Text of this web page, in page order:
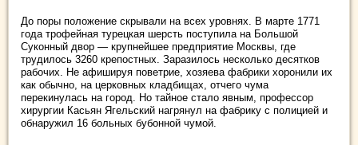
До поры положение скрывали на всех уровнях. В марте 1771
года трофейная турецкая шерсть поступила на Большой
Суконный двор — крупнейшее предприятие Москвы, где
трудилось 3260 крепостных. Заразилось несколько десятков
рабочих. Не афишируя поветрие, хозяева фабрики хоронили их
как обычно, на церковных кладбищах, отчего чума
перекинулась на город. Но тайное стало явным, профессор
хирургии Касьян Ягельский нагрянул на фабрику с полицией и
обнаружил 16 больных бубонной чумой.